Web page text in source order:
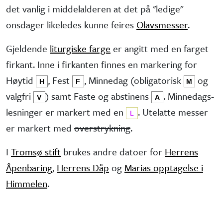
det vanlig i middel­alderen at det på "ledige"
onsdager like­ledes kunne feires Olavsmesser.
Gjeldende liturgiske farge er angitt med en farget
firkant. Inne i firkanten finnes en markering for
Høytid
H , Fest F , Minne­dag (obliga­torisk M
og
valg­fri
V ) samt Faste og abstinens A . Minnedags­
lesninger er markert med en
L
. Utelatte messer
er markert med overstrykning.
I Tromsø stift brukes andre datoer for Herrens
Åpenbaring, Herrens Dåp og Marias opptagelse i
Himmelen.